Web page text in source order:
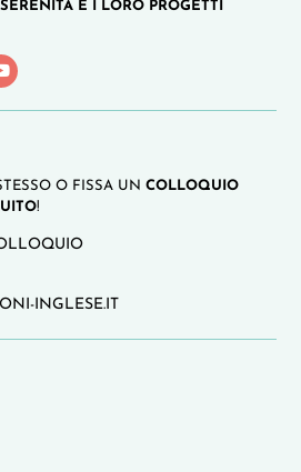
E I LORO PROGETTI
O FISSA UN COLLOQUIO
!
INGLESE.IT